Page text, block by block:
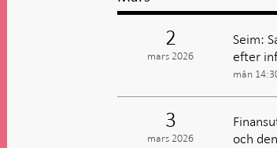
2
mars 2026
Seim:
efter
mån
3
mars 2026
och